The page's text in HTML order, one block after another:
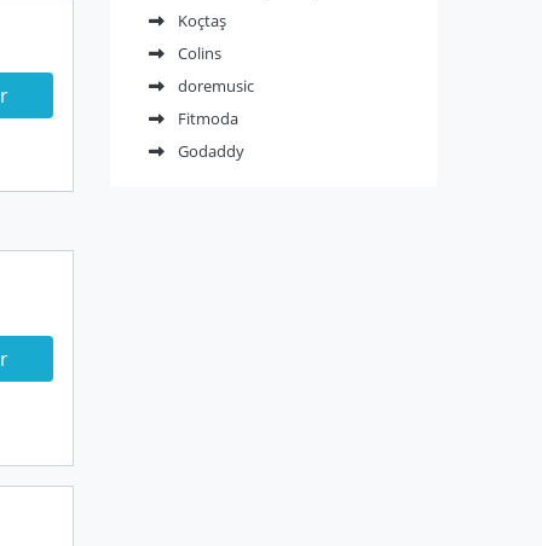
Koçtaş
Colins
doremusic
Fitmoda
Godaddy